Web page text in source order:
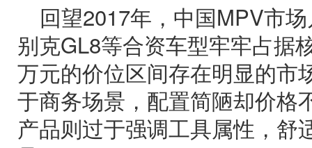
回望2017年，中国MPV市
别克GL8等合资车型牢牢占据
万元的价位区间存在明显的市
于商务场景，配置简陋却价格
产品则过于强调工具属性，舒